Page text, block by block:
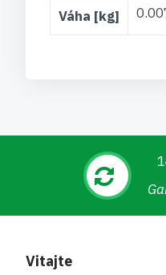
Váha [kg]
Vitajte